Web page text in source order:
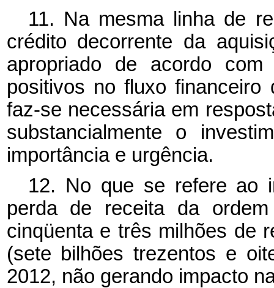
11. Na mesma linha de
crédito decorrente da
apropriado de acordo
positivos no fluxo financeiro
faz-se necessária em
substancialmente o
importância e urgência.
12. No que se refere ao
perda de receita da
cinqüenta e três milhões de
(sete bilhões trezentos e
2012, não gerando impacto